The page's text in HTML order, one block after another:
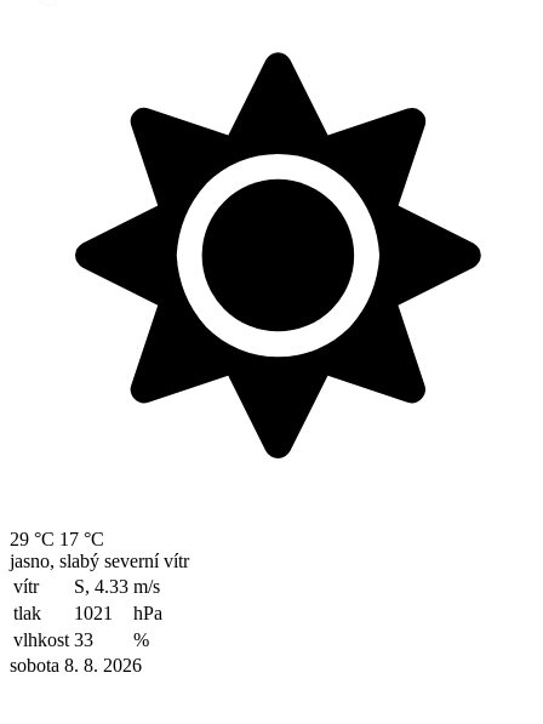
29 °C 17 °C
jasno, slabý severní vítr
vítr
S, 4.33 m/s
tlak
1021
hPa
vlhkost 33
%
sobota 8. 8. 2026